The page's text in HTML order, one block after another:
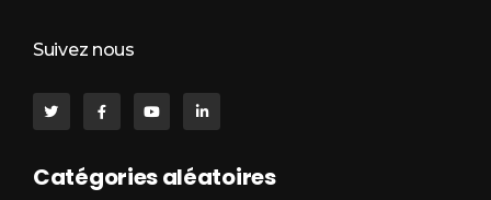
Suivez nous
Catégories aléatoires